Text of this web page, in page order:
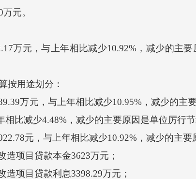
元。
万元，与上年相比减少10.92%，减少的主要
用途划分：
万元，与上年相比减少10.95%，减少的主
比减少4.48%，减少的主要原因是单位厉行节
元，与上年相比减少10.92%，减少的主要
项目贷款本金3623万元；
目贷款利息3398.29万元；